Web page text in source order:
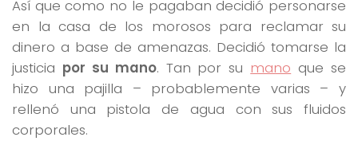
Así que como no le pagaban decidió personarse
en la casa de los morosos para reclamar su
dinero a base de amenazas. Decidió tomarse la
justicia por su mano. Tan por su mano que se
hizo una pajilla – probablemente varias – y
rellenó una pistola de agua con sus fluidos
corporales.